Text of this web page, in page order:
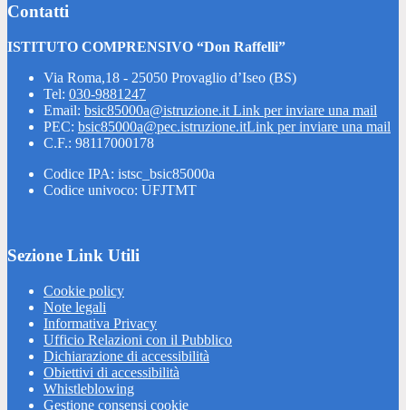
Contatti
ISTITUTO COMPRENSIVO “Don Raffelli”
Via Roma,18 - 25050 Provaglio d’Iseo (BS)
Tel: 030-9881247
Email: bsic85000a@istruzione.it Link per inviare una mail
PEC: bsic85000a@pec.istruzione.itLink per inviare una mail
C.F.: 98117000178
Codice IPA: istsc_bsic85000a
Codice univoco: UFJTMT
Sezione Link Utili
Cookie policy
Note legali
Informativa Privacy
Ufficio Relazioni con il Pubblico
Dichiarazione di accessibilità
Obiettivi di accessibilità
Whistleblowing
Gestione consensi cookie